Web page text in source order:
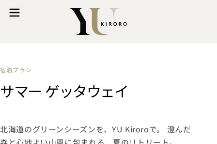
宿泊プラン
サマー ゲッタウェイ
北海道のグリーンシーズンを、YU Kiroroで。 澄んだ